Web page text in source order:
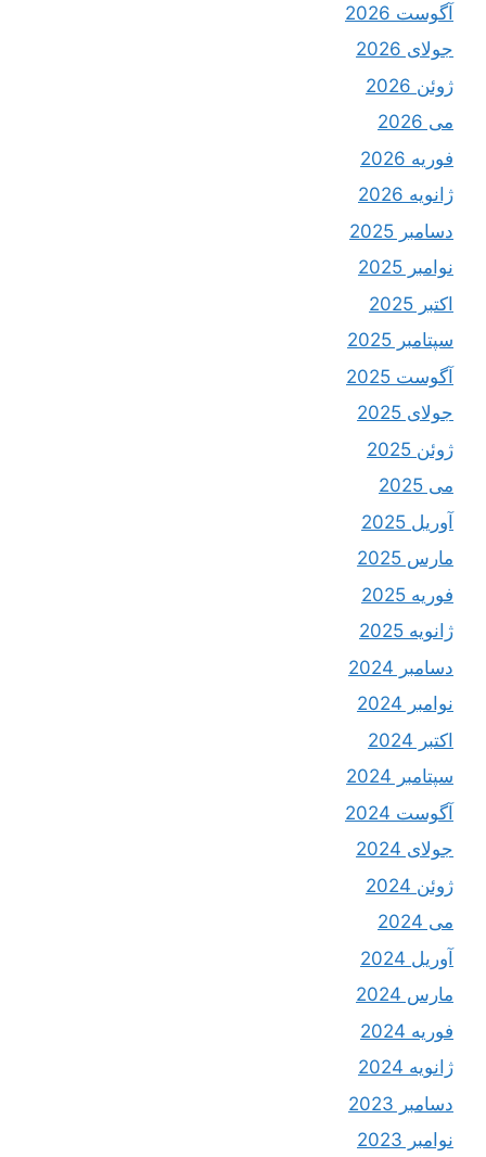
آگوست 2026
جولای 2026
ژوئن 2026
می 2026
فوریه 2026
ژانویه 2026
دسامبر 2025
نوامبر 2025
اکتبر 2025
سپتامبر 2025
آگوست 2025
جولای 2025
ژوئن 2025
می 2025
آوریل 2025
مارس 2025
فوریه 2025
ژانویه 2025
دسامبر 2024
نوامبر 2024
اکتبر 2024
سپتامبر 2024
آگوست 2024
جولای 2024
ژوئن 2024
می 2024
آوریل 2024
مارس 2024
فوریه 2024
ژانویه 2024
دسامبر 2023
نوامبر 2023